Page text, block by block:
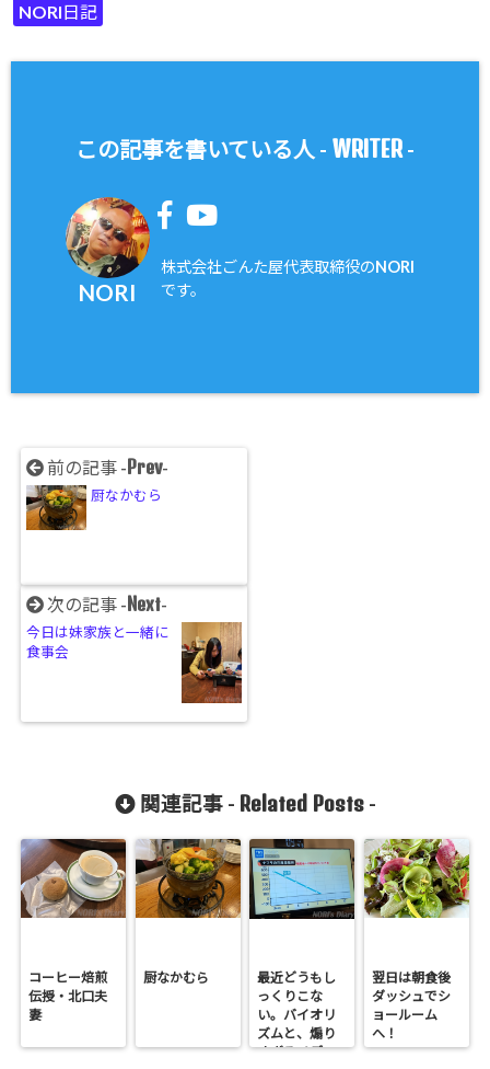
NORI日記
この記事を書いている人 - WRITER-
NORI
株式会社ごんた屋代表取締役のNORI
です。
前の記事 - Prev-
厨なかむら
次の記事 - Next-
今日は妹家族と一緒に
食事会
関連記事 - Related Posts-
コーヒー焙煎
伝授・北口夫
妻
厨なかむら
最近どうもし
っくりこな
い。バイオリ
ズムと、煽り
すぎるメディ
翌日は朝食後
ダッシュでシ
ョールーム
へ！